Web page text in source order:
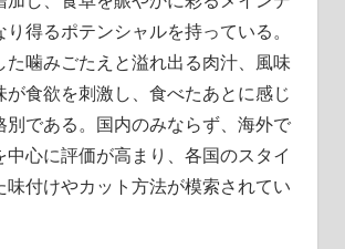
り得るポテンシャルを持っている。
た噛みごたえと溢れ出る肉汁、風味
が食欲を刺激し、食べたあとに感じ
別である。国内のみならず、海外で
中心に評価が高まり、各国のスタイ
味付けやカット方法が模索されてい